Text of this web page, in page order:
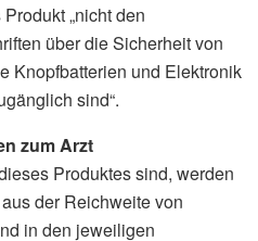
„nicht den
über die Sicherheit von
Knopfbatterien und Elektronik
sind“.
zum Arzt
Produktes sind, werden
der Reichweite von
in den jeweiligen